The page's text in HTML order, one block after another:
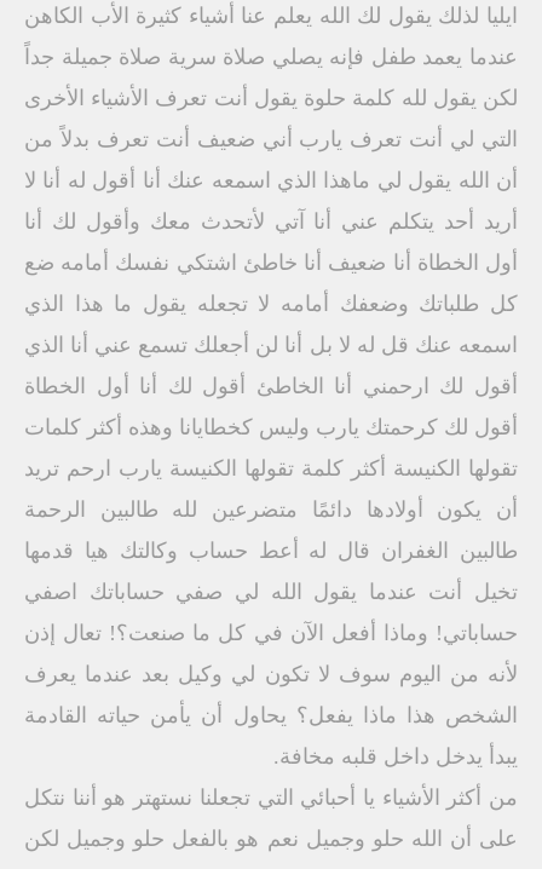
ايليا لذلك يقول لك الله يعلم عنا أشياء كثيرة الأب الكاهن
عندما يعمد طفل فإنه يصلي صلاة سرية صلاة جميلة جداً
لكن يقول لله كلمة حلوة يقول أنت تعرف الأشياء الأخرى
التي لي أنت تعرف يارب أني ضعيف أنت تعرف بدلاً من
أن الله يقول لي ماهذا الذي اسمعه عنك أنا أقول له أنا لا
أريد أحد يتكلم عني أنا آتي لأتحدث معك وأقول لك أنا
أول الخطاة أنا ضعيف أنا خاطئ اشتكي نفسك أمامه ضع
كل طلباتك وضعفك أمامه لا تجعله يقول ما هذا الذي
اسمعه عنك قل له لا بل أنا لن أجعلك تسمع عني أنا الذي
أقول لك ارحمني أنا الخاطئ أقول لك أنا أول الخطاة
أقول لك كرحمتك يارب وليس كخطايانا وهذه أكثر كلمات
تقولها الكنيسة أكثر كلمة تقولها الكنيسة يارب ارحم تريد
أن يكون أولادها دائمًا متضرعين لله طالبين الرحمة
طالبين الغفران قال له أعط حساب وكالتك هيا قدمها
تخيل أنت عندما يقول الله لي صفي حساباتك اصفي
حساباتي! وماذا أفعل الآن في كل ما صنعت؟! تعال إذن
لأنه من اليوم سوف لا تكون لي وكيل بعد عندما يعرف
الشخص هذا ماذا يفعل؟ يحاول أن يأمن حياته القادمة
يبدأ يدخل داخل قلبه مخافة.
من أكثر الأشياء يا أحبائي التي تجعلنا نستهتر هو أننا نتكل
على أن الله حلو وجميل نعم هو بالفعل حلو وجميل لكن